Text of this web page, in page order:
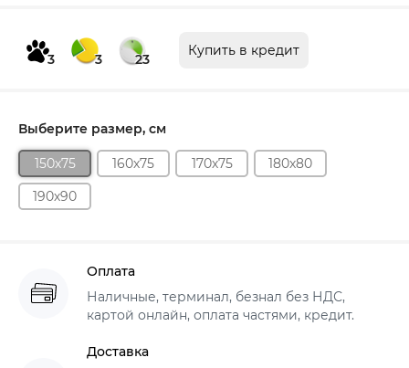
3 3 23
Купить в кредит
Выберите размер, см
150х75 160х75 170х75
180х80
190х90
Оплата
Наличные, терминал, безнал без НДС,
картой онлайн, оплата частями, кредит.
Доставка